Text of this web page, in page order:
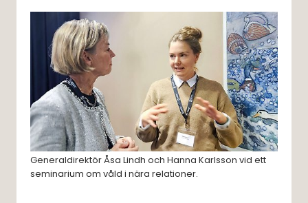
Generaldirektör Åsa Lindh och Hanna Karlsson vid ett
seminarium om våld i nära relationer.